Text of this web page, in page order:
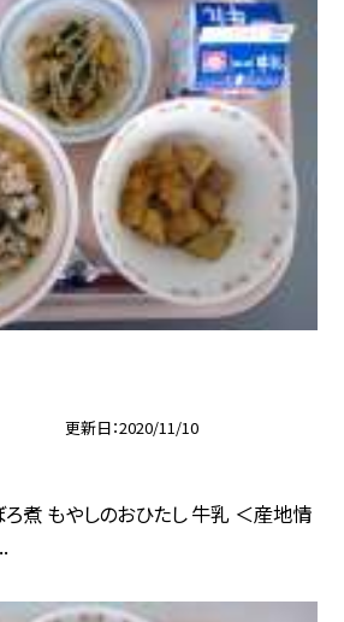
更新日 2020/11/10
煮 もやしのおひたし 牛乳 ＜産地情